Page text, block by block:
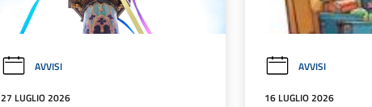
AVVISI
27 LUGLIO 2026
AVVISI
16 LUGLIO 2026